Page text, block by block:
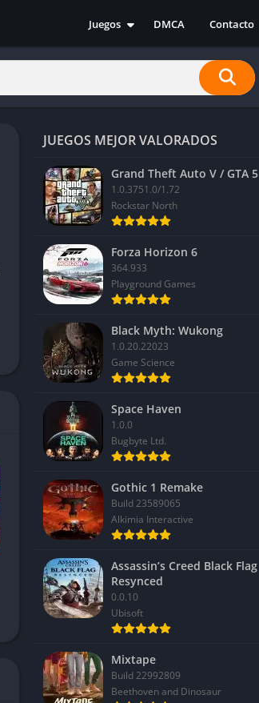
Juegos
Acción
Carreras
Deportes
Estrategia
Indie
RPG
Simulación
DMCA Contacto
JUEGOS MEJOR VALORADOS
Grand Theft Auto V / GTA 5
1.0.3751.0/1.72
Rockstar North
Forza Horizon 6
364.933
Playground Games
Black Myth: Wukong
1.0.20.22023
Game Science
Space Haven
1.0.0
Bugbyte Ltd.
Gothic 1 Remake
Build 23589065
Alkimia Interactive
Assassin’s Creed Black Flag
Resynced
0.0.10
Ubisoft
Mixtape
Build 22992809
Beethoven and Dinosaur